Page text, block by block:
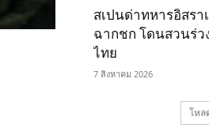
สเปนด่าทหารอิสรา
ฉากชก โดนสวนร่
ไทย
7 สิงหาคม 2026
โหล